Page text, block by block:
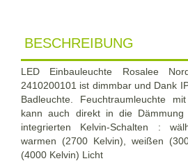
BESCHREIBUNG
LED Einbauleuchte Rosalee
2410200101 ist dimmbar und Dank
Badleuchte. Feuchtraumleuchte
kann auch direkt in die Dämmung
integrierten Kelvin-Schalten :
warmen (2700 Kelvin), weißen
(4000 Kelvin) Licht